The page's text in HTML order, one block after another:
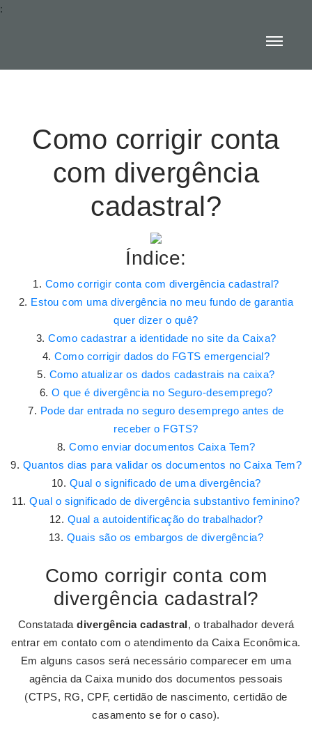
:
Como corrigir conta
com divergência
cadastral?
Índice:
Como corrigir conta com divergência cadastral?
Estou com uma divergência no meu fundo de garantia
quer dizer o quê?
Como cadastrar a identidade no site da Caixa?
Como corrigir dados do FGTS emergencial?
Como atualizar os dados cadastrais na caixa?
O que é divergência no Seguro-desemprego?
Pode dar entrada no seguro desemprego antes de
receber o FGTS?
Como enviar documentos Caixa Tem?
Quantos dias para validar os documentos no Caixa Tem?
Qual o significado de uma divergência?
Qual o significado de divergência substantivo feminino?
Qual a autoidentificação do trabalhador?
Quais são os embargos de divergência?
Como corrigir conta com
divergência cadastral?
Constatada divergência cadastral, o trabalhador deverá
entrar em contato com o atendimento da Caixa Econômica.
Em alguns casos será necessário comparecer em uma
agência da Caixa munido dos documentos pessoais
(CTPS, RG, CPF, certidão de nascimento, certidão de
casamento se for o caso).